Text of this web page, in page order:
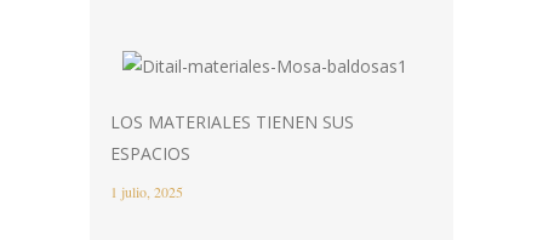
LOS MATERIALES TIENEN SUS
ESPACIOS
1 julio, 2025